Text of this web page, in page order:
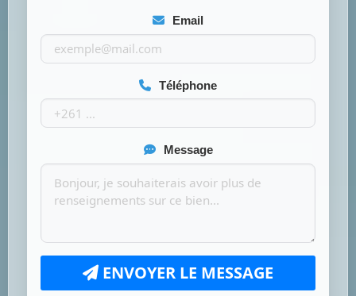
Email
Téléphone
Message
ENVOYER LE MESSAGE